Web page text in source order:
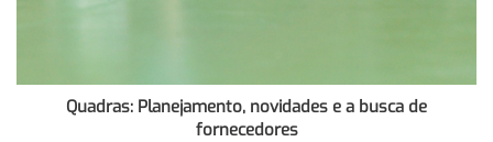
Quadras: Planejamento, novidades e a busca de
fornecedores